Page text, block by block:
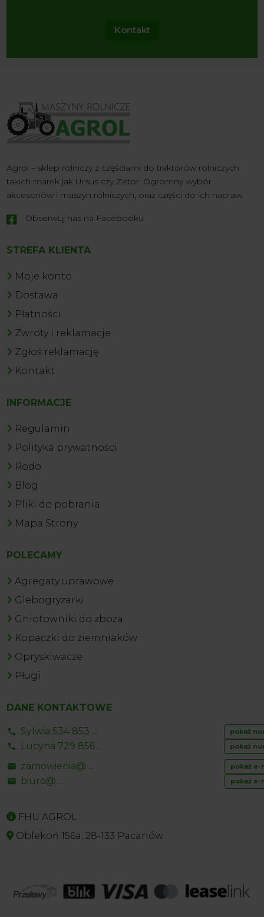
Kontakt
Agrol – sklep rolniczy z częściami do traktorów rolniczych
takich marek jak Ursus czy Zetor. Ogromny wybór
akcesoriów i maszyn rolniczych, oraz części do ich napraw.
 Obserwuj nas na Facebooku
STREFA KLIENTA
Moje konto
Dostawa
Płatności
Zwroty i reklamacje
Zgłoś reklamację
Kontakt
INFORMACJE
Regulamin
Polityka prywatności
Rodo
Blog
Pliki do pobrania
Mapa Strony
POLECAMY
Agregaty uprawowe
Glebogryzarki
Gniotowniki do zboża
Kopaczki do ziemniaków
Opryskiwacze
Pługi
DANE KONTAKTOWE
Sylwia 534 853 ... pokaż
Lucyna 729 856 ... pokaż
zamowienia@ ... pokaż e-
biuro@ ... pokaż e-
FHU AGROL
Oblekoń 156a, 28-133 Pacanów